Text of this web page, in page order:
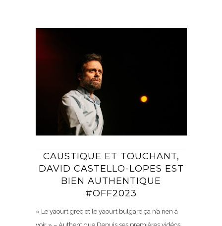
CAUSTIQUE ET TOUCHANT,
DAVID CASTELLO-LOPES EST
BIEN AUTHENTIQUE
#OFF2023
« Le yaourt grec et le yaourt bulgare ça n’a rien à